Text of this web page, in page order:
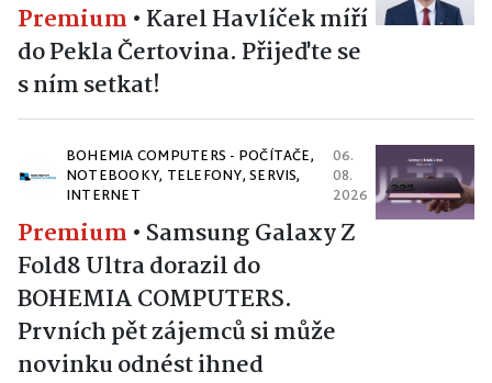
Premium • Karel Havlíček míří
do Pekla Čertovina. Přijeďte se
s ním setkat!
BOHEMIA COMPUTERS - POČÍTAČE,
NOTEBOOKY, TELEFONY, SERVIS,
INTERNET
06.
08.
2026
Premium • Samsung Galaxy Z
Fold8 Ultra dorazil do
BOHEMIA COMPUTERS.
Prvních pět zájemců si může
novinku odnést ihned